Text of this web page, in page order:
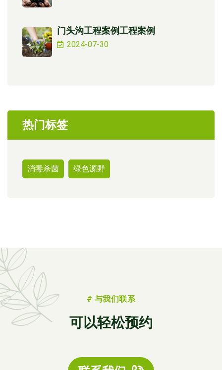
门头沟工程案例工程案例
2024-07-30
热门标签
消毒杀菌 绿色源野
# 与我们联系
可以轻松预约